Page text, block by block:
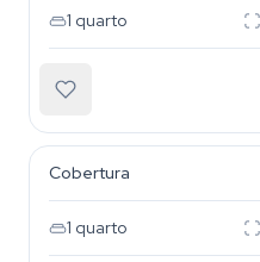
1 quarto
Cobertura
1 quarto